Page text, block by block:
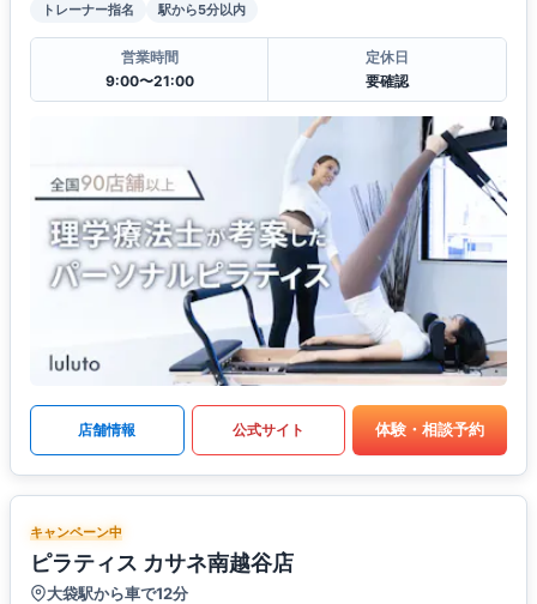
トレーナー指名
駅から5分以内
営業時間
9:00〜21:00
定休日
要確認
店舗情報 公式サイト 体験・相談予約
キャンペーン中
ピラティス カサネ南越谷店
大袋駅から車で12分